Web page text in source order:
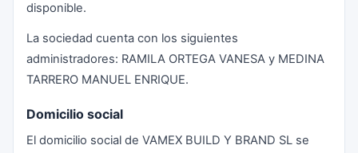
disponible.
La sociedad cuenta con los siguientes
administradores: RAMILA ORTEGA VANESA y MEDINA
TARRERO MANUEL ENRIQUE.
Domicilio social
El domicilio social de VAMEX BUILD Y BRAND SL se